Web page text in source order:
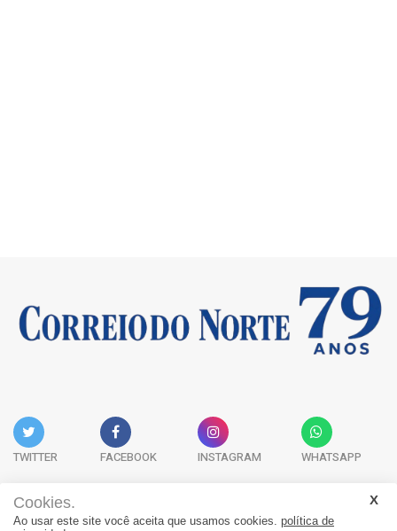
TWITTER FACEBOOK INSTAGRAM WHATSAPP
Cookies.
Ao usar este site você aceita que usamos cookies. política de